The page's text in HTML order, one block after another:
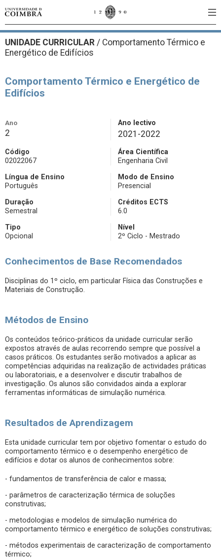
UNIDADE CURRICULAR / Comportamento Térmico e
Energético de Edifícios
Comportamento Térmico e Energético de
Edifícios
Ano
2
Ano lectivo
2021-2022
Código
02022067
Área Científica
Engenharia Civil
Língua de Ensino
Português
Modo de Ensino
Presencial
Duração
Semestral
Créditos ECTS
6.0
Tipo
Opcional
Nível
2º Ciclo - Mestrado
Conhecimentos de Base Recomendados
Disciplinas do 1º ciclo, em particular Física das Construções e
Materiais de Construção.
Métodos de Ensino
Os conteúdos teórico-práticos da unidade curricular serão
expostos através de aulas recorrendo sempre que possível a
casos práticos. Os estudantes serão motivados a aplicar as
competências adquiridas na realização de actividades práticas
ou laboratoriais, e a desenvolver e discutir trabalhos de
investigação. Os alunos são convidados ainda a explorar
ferramentas informáticas de simulação numérica.
Resultados de Aprendizagem
Esta unidade curricular tem por objetivo fomentar o estudo do
comportamento térmico e o desempenho energético de
edifícios e dotar os alunos de conhecimentos sobre:
- fundamentos de transferência de calor e massa;
- parâmetros de caracterização térmica de soluções
construtivas;
- metodologias e modelos de simulação numérica do
comportamento térmico e energético de soluções construtivas;
- métodos experimentais de caracterização de comportamento
térmico;